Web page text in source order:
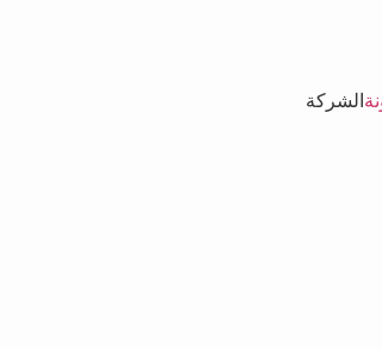
الشركة